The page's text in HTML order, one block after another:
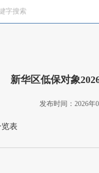
新华区低保对象
发布时间：2026年
表